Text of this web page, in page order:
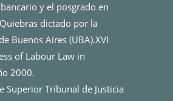
y el posgrado en
dictado por la
Buenos Aires (UBA).XVI
of Labour Law in
2000.
Superior Tribunal de Justicia